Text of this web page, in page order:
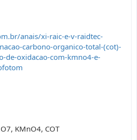
anais/xi-raic-e-v-raidtec-
carbono-organico-total-(cot)-
de-oxidacao-com-kmno4-e-
KMnO4, COT